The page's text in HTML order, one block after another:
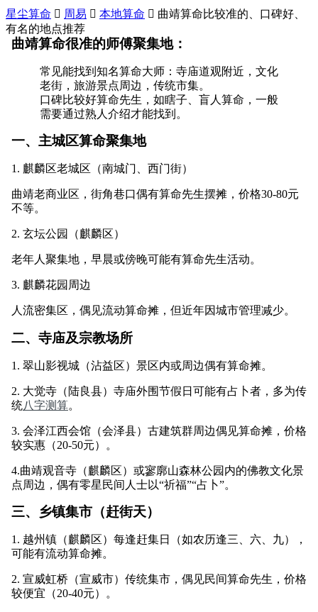
星尘算命  周易  本地算命  曲靖算命比较准的、口碑好、
有名的地点推荐
曲靖算命很准的师傅聚集地：
常见能找到知名算命大师：寺庙道观附近，文化
老街，旅游景点周边，传统市集。
口碑比较好算命先生，如瞎子、盲人算命，一般
需要通过熟人介绍才能找到。
一、主城区算命聚集地
1. 麒麟区老城区（南城门、西门街）
曲靖老商业区，街角巷口偶有算命先生摆摊，价格30-80元
不等。
2. 玄坛公园（麒麟区）
老年人聚集地，早晨或傍晚可能有算命先生活动。
3. 麒麟花园周边
人流密集区，偶见流动算命摊，但近年因城市管理减少。
二、寺庙及宗教场所
1. 翠山影视城（沾益区）景区内或周边偶有算命摊。
2. 大觉寺（陆良县）寺庙外围节假日可能有占卜者，多为传
统八字测算。
3. 会泽江西会馆（会泽县）古建筑群周边偶见算命摊，价格
较实惠（20-50元）。
4.曲靖观音寺（麒麟区）或寥廓山森林公园内的佛教文化景
点周边，偶有零星民间人士以“祈福”“占卜”。
三、乡镇集市（赶街天）
1. 越州镇（麒麟区）每逢赶集日（如农历逢三、六、九），
可能有流动算命摊。
2. 宣威虹桥（宣威市）传统集市，偶见民间算命先生，价格
较便宜（20-40元）。